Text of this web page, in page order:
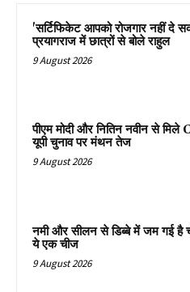
'सर्टिफिकेट आपको रोजगार नहीं दे
प्रयागराज में छात्रों से बोले राहुल
9 August 2026
पीएम मोदी और नितिन नवीन से मिले
यूपी चुनाव पर मंथन तेज
9 August 2026
नमी और सीलन से डिब्बे में जम गई है
ये एक चीज
9 August 2026